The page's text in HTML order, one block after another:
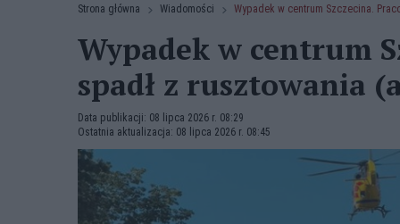
Strona główna Wiadomości Wypadek w centrum Szczecina.
Wypadek w centrum
spadł z rusztowania
Data publikacji: 08 lipca 2026 r. 08:29
Ostatnia aktualizacja: 08 lipca 2026 r. 08:45